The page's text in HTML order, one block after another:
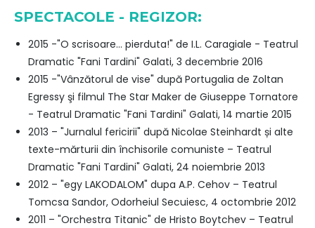
SPECTACOLE - REGIZOR:
2015 -"O scrisoare... pierduta!" de I.L. Caragiale - Teatrul
Dramatic "Fani Tardini" Galati, 3 decembrie 2016
2015 -"Vânzătorul de vise" după Portugalia de Zoltan
Egressy şi filmul The Star Maker de Giuseppe Tornatore
- Teatrul Dramatic "Fani Tardini" Galati, 14 martie 2015
2013 – "Jurnalul fericirii" după Nicolae Steinhardt și alte
texte-mărturii din închisorile comuniste – Teatrul
Dramatic "Fani Tardini" Galati, 24 noiembrie 2013
2012 – "egy LAKODALOM" dupa A.P. Cehov – Teatrul
Tomcsa Sandor, Odorheiul Secuiesc, 4 octombrie 2012
2011 – "Orchestra Titanic" de Hristo Boytchev – Teatrul